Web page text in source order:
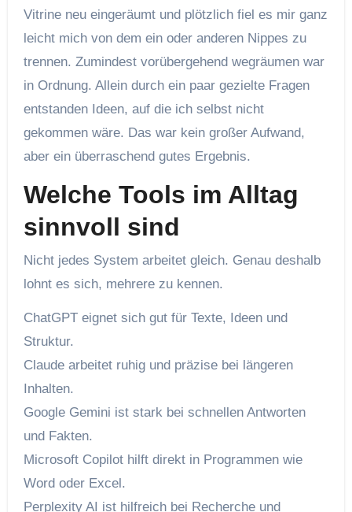
Vitrine neu eingeräumt und plötzlich fiel es mir ganz
leicht mich von dem ein oder anderen Nippes zu
trennen. Zumindest vorübergehend wegräumen war
in Ordnung. Allein durch ein paar gezielte Fragen
entstanden Ideen, auf die ich selbst nicht
gekommen wäre. Das war kein großer Aufwand,
aber ein überraschend gutes Ergebnis.
Welche Tools im Alltag
sinnvoll sind
Nicht jedes System arbeitet gleich. Genau deshalb
lohnt es sich, mehrere zu kennen.
ChatGPT eignet sich gut für Texte, Ideen und
Struktur.
Claude arbeitet ruhig und präzise bei längeren
Inhalten.
Google Gemini ist stark bei schnellen Antworten
und Fakten.
Microsoft Copilot hilft direkt in Programmen wie
Word oder Excel.
Perplexity AI ist hilfreich bei Recherche und